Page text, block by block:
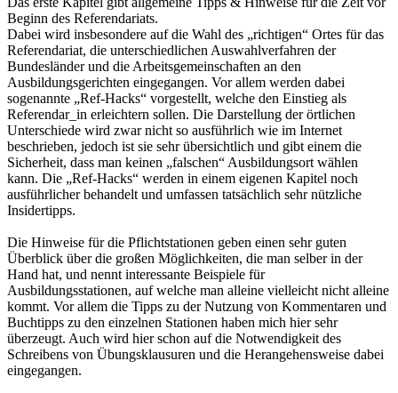
Beginn des Referendariats.
Dabei wird insbesondere auf die Wahl des „richtigen“ Ortes für das
Referendariat, die unterschiedlichen Auswahlverfahren der
Bundesländer und die Arbeitsgemeinschaften an den
Ausbildungsgerichten eingegangen. Vor allem werden dabei
sogenannte „Ref-Hacks“ vorgestellt, welche den Einstieg als
Referendar_in erleichtern sollen. Die Darstellung der örtlichen
Unterschiede wird zwar nicht so ausführlich wie im Internet
beschrieben, jedoch ist sie sehr übersichtlich und gibt einem die
Sicherheit, dass man keinen „falschen“ Ausbildungsort wählen
kann. Die „Ref-Hacks“ werden in einem eigenen Kapitel noch
ausführlicher behandelt und umfassen tatsächlich sehr nützliche
Insidertipps.
Die Hinweise für die Pflichtstationen geben einen sehr guten
Überblick über die großen Möglichkeiten, die man selber in der
Hand hat, und nennt interessante Beispiele für
Ausbildungsstationen, auf welche man alleine vielleicht nicht alleine
kommt. Vor allem die Tipps zu der Nutzung von Kommentaren und
Buchtipps zu den einzelnen Stationen haben mich hier sehr
überzeugt. Auch wird hier schon auf die Notwendigkeit des
Schreibens von Übungsklausuren und die Herangehensweise dabei
eingegangen.